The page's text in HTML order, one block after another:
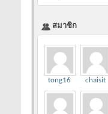
สมาชิก
tong16 chaisit